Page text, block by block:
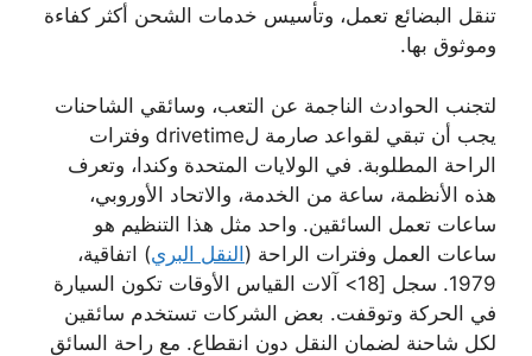
تنقل البضائع تعمل، وتأسيس خدمات الشحن أكثر كفاءة
وموثوق بها.
لتجنب الحوادث الناجمة عن التعب، وسائقي الشاحنات
يجب أن تبقي لقواعد صارمة لdrivetime وفترات
الراحة المطلوبة. في الولايات المتحدة وكندا، وتعرف
هذه الأنظمة، ساعة من الخدمة، والاتحاد الأوروبي،
ساعات تعمل السائقين. واحد مثل هذا التنظيم هو
ساعات العمل وفترات الراحة (النقل البري) اتفاقية،
1979. سجل [18> آلات القياس الأوقات تكون السيارة
في الحركة وتوقفت. بعض الشركات تستخدم سائقين
لكل شاحنة لضمان النقل دون انقطاع. مع راحة السائق